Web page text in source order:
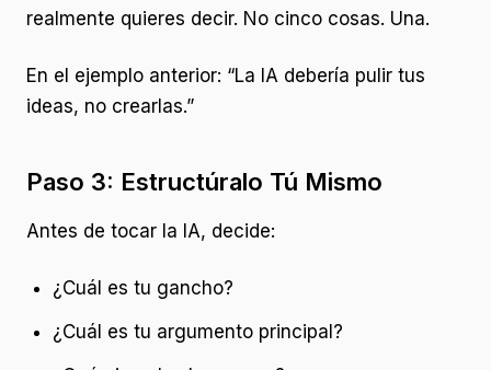
realmente quieres decir. No cinco cosas. Una.
En el ejemplo anterior: “La IA debería pulir tus
ideas, no crearlas.”
Paso 3: Estructúralo Tú Mismo
Antes de tocar la IA, decide:
¿Cuál es tu gancho?
¿Cuál es tu argumento principal?